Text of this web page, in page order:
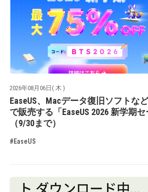
2026年08月06日( 木 )
EaseUS、Macデータ復旧ソフトな
で販売する「EaseUS 2026 新学期
（9/30まで）
#EaseUS